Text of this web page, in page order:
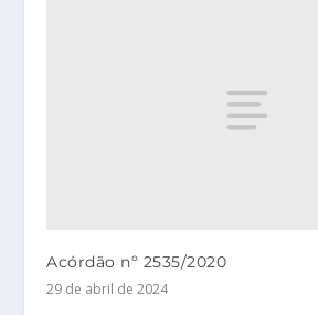
Acórdão nº 2535/2020
29 de abril de 2024